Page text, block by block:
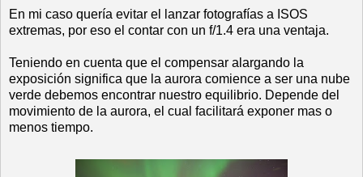
En mi caso quería evitar el lanzar fotografías a ISOS
extremas, por eso el contar con un f/1.4 era una ventaja.
Teniendo en cuenta que el compensar alargando la
exposición significa que la aurora comience a ser una nube
verde debemos encontrar nuestro equilibrio. Depende del
movimiento de la aurora, el cual facilitará exponer mas o
menos tiempo.